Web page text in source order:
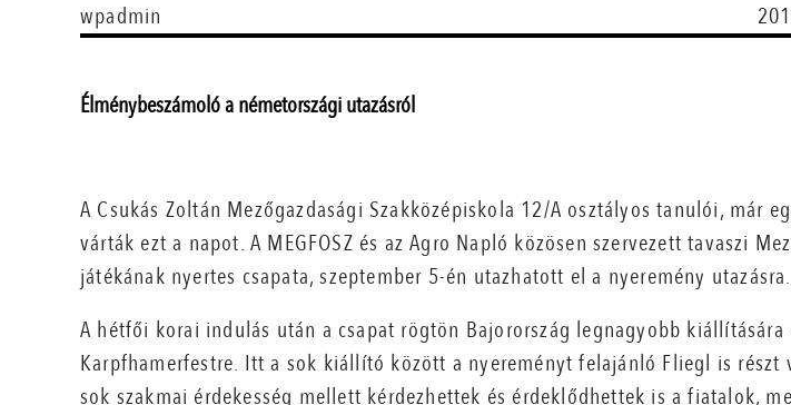
wpadmin
Élménybeszámoló a németországi utazásról
A Csukás Zoltán Mezőgazdasági Szakközépiskola 12/A osztályos tanulói, már
várták ezt a napot. A MEGFOSZ és az Agro Napló közösen szervezett tavaszi
játékának nyertes csapata, szeptember 5-én utazhatott el a nyeremény utazásra.
A hétfői korai indulás után a csapat rögtön Bajorország legnagyobb kiállítására
Karpfhamerfestre. Itt a sok kiállító között a nyereményt felajánló Fliegl is részt
sok szakmai érdekesség mellett kérdezhettek és érdeklődhettek is a fiatalok,